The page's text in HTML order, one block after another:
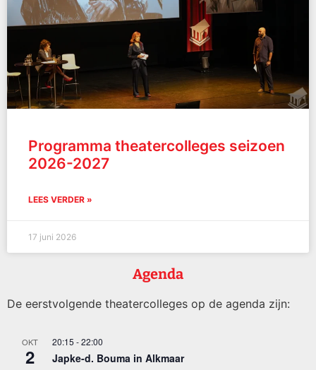
Programma theatercolleges seizoen
2026-2027
LEES VERDER »
17 juni 2026
Agenda
De eerstvolgende theatercolleges op de agenda zijn:
OKT
2
20:15 -22:00
Japke-d. Bouma in Alkmaar